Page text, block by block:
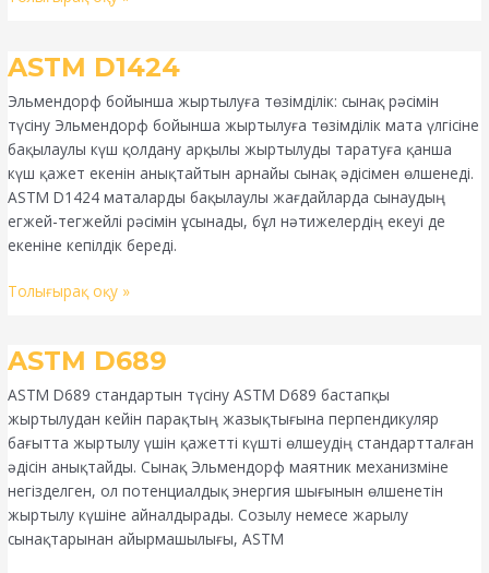
ASTM D1424
Эльмендорф бойынша жыртылуға төзімділік: сынақ рәсімін
түсіну Эльмендорф бойынша жыртылуға төзімділік мата үлгісіне
бақылаулы күш қолдану арқылы жыртылуды таратуға қанша
күш қажет екенін анықтайтын арнайы сынақ әдісімен өлшенеді.
ASTM D1424 маталарды бақылаулы жағдайларда сынаудың
егжей-тегжейлі рәсімін ұсынады, бұл нәтижелердің екеуі де
екеніне кепілдік береді.
ASTM
Толығырақ оқу »
ASTM D689
ASTM D689 стандартын түсіну ASTM D689 бастапқы
жыртылудан кейін парақтың жазықтығына перпендикуляр
бағытта жыртылу үшін қажетті күшті өлшеудің стандартталған
әдісін анықтайды. Сынақ Эльмендорф маятник механизміне
негізделген, ол потенциалдық энергия шығынын өлшенетін
жыртылу күшіне айналдырады. Созылу немесе жарылу
сынақтарынан айырмашылығы, ASTM
ASTM